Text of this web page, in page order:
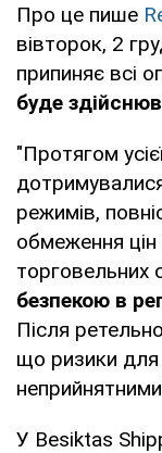
Про це пише
вівторок, 2
припиняє всі
буде
"Протягом
режимів,
обмеження цін
безпекою в
Після
що ризики для
У Besiktas